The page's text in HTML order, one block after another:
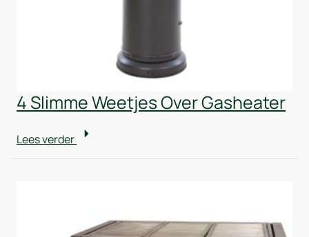
4 Slimme Weetjes Over Gasheater
Lees verder